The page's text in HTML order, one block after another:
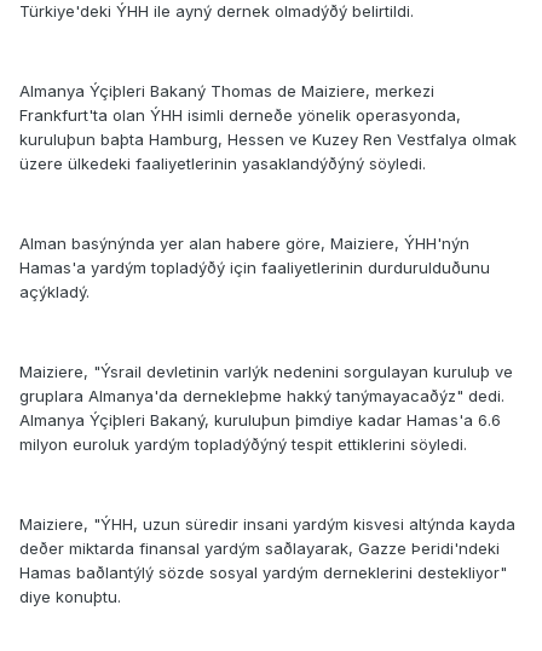
Türkiye'deki ÝHH ile ayný dernek olmadýðý belirtildi.
Almanya Ýçiþleri Bakaný Thomas de Maiziere, merkezi
Frankfurt'ta olan ÝHH isimli derneðe yönelik operasyonda,
kuruluþun baþta Hamburg, Hessen ve Kuzey Ren Vestfalya olmak
üzere ülkedeki faaliyetlerinin yasaklandýðýný söyledi.
Alman basýnýnda yer alan habere göre, Maiziere, ÝHH'nýn
Hamas'a yardým topladýðý için faaliyetlerinin durdurulduðunu
açýkladý.
Maiziere, "Ýsrail devletinin varlýk nedenini sorgulayan kuruluþ ve
gruplara Almanya'da dernekleþme hakký tanýmayacaðýz" dedi.
Almanya Ýçiþleri Bakaný, kuruluþun þimdiye kadar Hamas'a 6.6
milyon euroluk yardým topladýðýný tespit ettiklerini söyledi.
Maiziere, "ÝHH, uzun süredir insani yardým kisvesi altýnda kayda
deðer miktarda finansal yardým saðlayarak, Gazze Þeridi'ndeki
Hamas baðlantýlý sözde sosyal yardým derneklerini destekliyor"
diye konuþtu.